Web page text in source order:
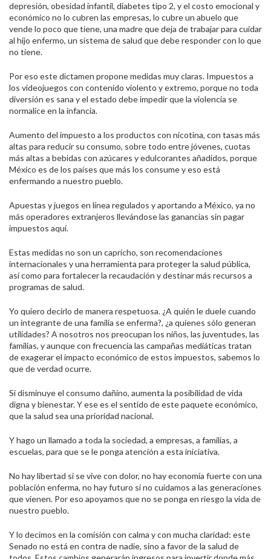
depresión, obesidad infantil, diabetes tipo 2, y el costo emocional y
económico no lo cubren las empresas, lo cubre un abuelo que
vende lo poco que tiene, una madre que deja de trabajar para cuidar
al hijo enfermo, un sistema de salud que debe responder con lo que
no tiene.
Por eso este dictamen propone medidas muy claras. Impuestos a
los videojuegos con contenido violento y extremo, porque no toda
diversión es sana y el estado debe impedir que la violencia se
normalice en la infancia.
Aumento del impuesto a los productos con nicotina, con tasas más
altas para reducir su consumo, sobre todo entre jóvenes, cuotas
más altas a bebidas con azúcares y edulcorantes añadidos, porque
México es de los países que más los consume y eso está
enfermando a nuestro pueblo.
Apuestas y juegos en línea regulados y aportando a México, ya no
más operadores extranjeros llevándose las ganancias sin pagar
impuestos aquí.
Estas medidas no son un capricho, son recomendaciones
internacionales y una herramienta para proteger la salud pública,
así como para fortalecer la recaudación y destinar más recursos a
programas de salud.
Yo quiero decirlo de manera respetuosa. ¿A quién le duele cuando
un integrante de una familia se enferma?, ¿a quienes sólo generan
utilidades? A nosotros nos preocupan los niños, las juventudes, las
familias, y aunque con frecuencia las campañas mediáticas tratan
de exagerar el impacto económico de estos impuestos, sabemos lo
que de verdad ocurre.
Si disminuye el consumo dañino, aumenta la posibilidad de vida
digna y bienestar. Y ese es el sentido de este paquete económico,
que la salud sea una prioridad nacional.
Y hago un llamado a toda la sociedad, a empresas, a familias, a
escuelas, para que se le ponga atención a esta iniciativa.
No hay libertad si se vive con dolor, no hay economía fuerte con una
población enferma, no hay futuro si no cuidamos a las generaciones
que vienen. Por eso apoyamos que no se ponga en riesgo la vida de
nuestro pueblo.
Y lo decimos en la comisión con calma y con mucha claridad: este
Senado no está en contra de nadie, sino a favor de la salud de